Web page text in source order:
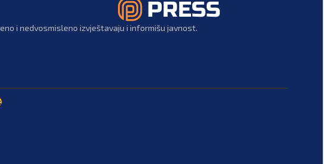
i nedvosmisleno izvještavaju i informišu javnost.